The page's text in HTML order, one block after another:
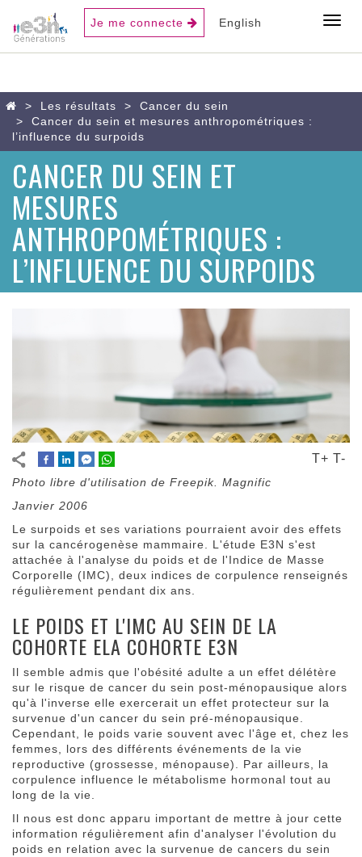
Aller
contenu
USER
ACCOUNT
MENU
Je me connecte English
HomeLes résultats
Cancer du sein
Cancer du sein et mesures anthropométriques :
l’influence du surpoids
CANCER DU SEIN ET
MESURES
ANTHROPOMÉTRIQUES :
L’INFLUENCE DU SURPOIDS
T+ T-
Photo libre d'utilisation de Freepik. Magnific
Janvier 2006
Le surpoids et ses variations pourraient avoir des effets
sur la cancérogenèse mammaire. L'étude E3N s'est
attachée à l'analyse du poids et de l'Indice de Masse
Corporelle (IMC), deux indices de corpulence renseignés
régulièrement pendant dix ans.
LE POIDS ET L'IMC AU SEIN DE LA
COHORTE ELA COHORTE E3N
Il semble admis que l'obésité adulte a un effet délétère
sur le risque de cancer du sein post-ménopausique alors
qu'à l'inverse elle exercerait un effet protecteur sur la
survenue d'un cancer du sein pré-ménopausique.
Cependant, le poids varie souvent avec l'âge et, chez les
femmes, lors des différents événements de la vie
reproductive (grossesse, ménopause). Par ailleurs, la
corpulence influence le métabolisme hormonal tout au
long de la vie.
Il nous est donc apparu important de mettre à jour cette
information régulièrement afin d'analyser l'évolution du
poids en relation avec la survenue de cancers du sein